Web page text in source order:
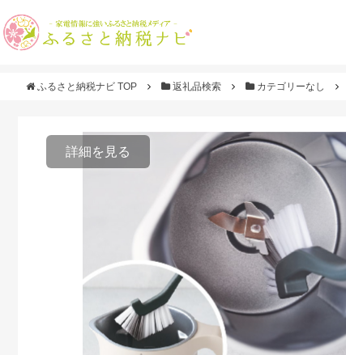
ふるさと納税ナビ TOP 返礼品検索 カテゴリーなし
詳細を見る